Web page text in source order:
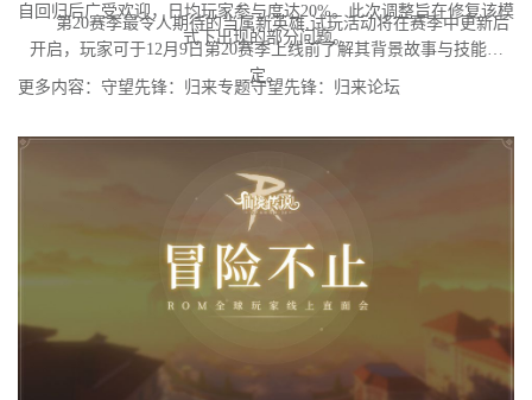
自回归后广受欢迎，日均玩家参与度达20%。此次调整旨在修复该模
式下出现的部分问题。
第20赛季最令人期待的当属新英雄,试玩活动将在赛季中更新后
开启，玩家可于12月9日第20赛季上线前了解其背景故事与技能设
定。
更多内容：守望先锋：归来专题守望先锋：归来论坛